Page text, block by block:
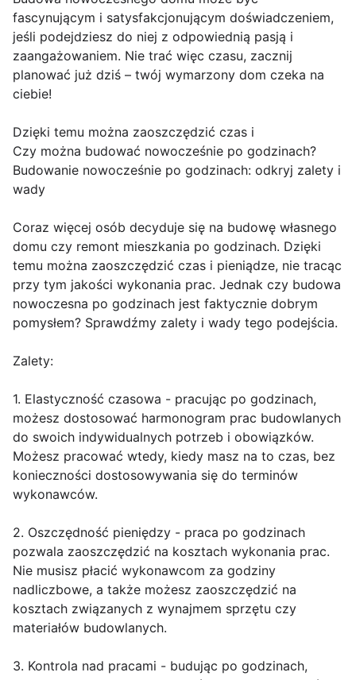
fascynującym i satysfakcjonującym doświadczeniem,
jeśli podejdziesz do niej z odpowiednią pasją i
zaangażowaniem. Nie trać więc czasu, zacznij
planować już dziś – twój wymarzony dom czeka na
ciebie!
Dzięki temu można zaoszczędzić czas i
Czy można budować nowocześnie po godzinach?
Budowanie nowocześnie po godzinach: odkryj zalety i
wady
Coraz więcej osób decyduje się na budowę własnego
domu czy remont mieszkania po godzinach. Dzięki
temu można zaoszczędzić czas i pieniądze, nie tracąc
przy tym jakości wykonania prac. Jednak czy budowa
nowoczesna po godzinach jest faktycznie dobrym
pomysłem? Sprawdźmy zalety i wady tego podejścia.
Zalety:
1. Elastyczność czasowa - pracując po godzinach,
możesz dostosować harmonogram prac budowlanych
do swoich indywidualnych potrzeb i obowiązków.
Możesz pracować wtedy, kiedy masz na to czas, bez
konieczności dostosowywania się do terminów
wykonawców.
2. Oszczędność pieniędzy - praca po godzinach
pozwala zaoszczędzić na kosztach wykonania prac.
Nie musisz płacić wykonawcom za godziny
nadliczbowe, a także możesz zaoszczędzić na
kosztach związanych z wynajmem sprzętu czy
materiałów budowlanych.
3. Kontrola nad pracami - budując po godzinach,